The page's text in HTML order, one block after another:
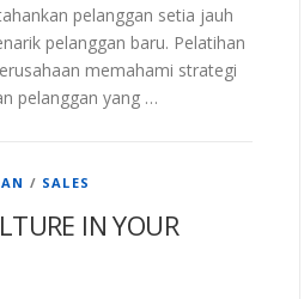
pelanggan setia jauh
pelanggan baru. Pelatihan
memahami strategi
pelanggan yang …
/ SALES
IN YOUR